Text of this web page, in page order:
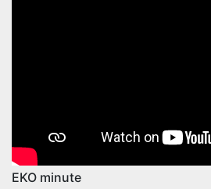
EKO minute